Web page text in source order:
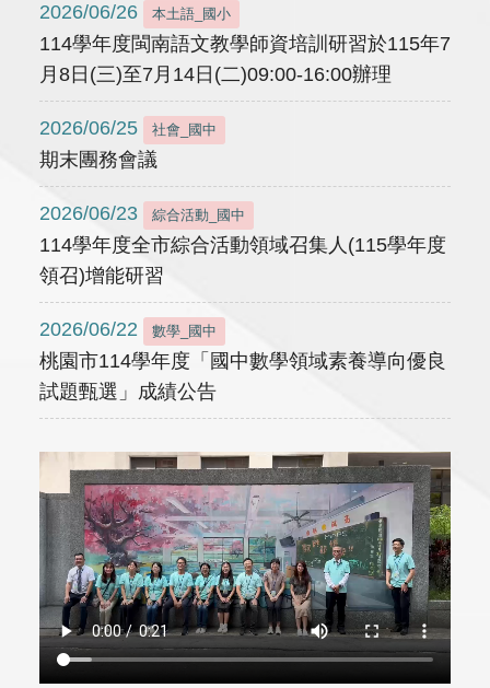
2026/06/26 本土語_國小
114學年度閩南語文教學師資培訓研習於115年7
月8日(三)至7月14日(二)09:00-16:00辦理
2026/06/25 社會_國中
期末團務會議
2026/06/23 綜合活動_國中
114學年度全市綜合活動領域召集人(115學年度
領召)增能研習
2026/06/22 數學_國中
桃園市114學年度「國中數學領域素養導向優良
試題甄選」成績公告